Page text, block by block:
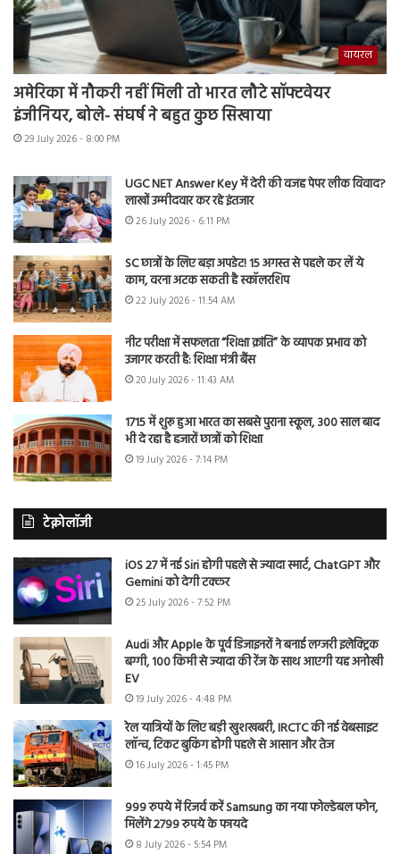
वायरल
अमेरिका में नौकरी नहीं मिली तो भारत लौटे सॉफ्टवेयर
इंजीनियर, बोले- संघर्ष ने बहुत कुछ सिखाया
29 July 2026 - 8:00 PM
UGC NET Answer Key में देरी की वजह पेपर लीक विवाद?
लाखों उम्मीदवार कर रहे इंतजार
26 July 2026 - 6:11 PM
SC छात्रों के लिए बड़ा अपडेट! 15 अगस्त से पहले कर लें ये
काम, वरना अटक सकती है स्कॉलरशिप
22 July 2026 - 11:54 AM
नीट परीक्षा में सफलता “शिक्षा क्रांति” के व्यापक प्रभाव को
उजागर करती है: शिक्षा मंत्री बैंस
20 July 2026 - 11:43 AM
1715 में शुरू हुआ भारत का सबसे पुराना स्कूल, 300 साल बाद
भी दे रहा है हजारों छात्रों को शिक्षा
19 July 2026 - 7:14 PM
टेक्नोलॉजी
iOS 27 में नई Siri होगी पहले से ज्यादा स्मार्ट, ChatGPT और
Gemini को देगी टक्कर
25 July 2026 - 7:52 PM
Audi और Apple के पूर्व डिजाइनरों ने बनाई लग्जरी इलेक्ट्रिक
बग्गी, 100 किमी से ज्यादा की रेंज के साथ आएगी यह अनोखी
EV
19 July 2026 - 4:48 PM
रेल यात्रियों के लिए बड़ी खुशखबरी, IRCTC की नई वेबसाइट
लॉन्च, टिकट बुकिंग होगी पहले से आसान और तेज
16 July 2026 - 1:45 PM
999 रुपये में रिजर्व करें Samsung का नया फोल्डेबल फोन,
मिलेंगे 2799 रुपये के फायदे
8 July 2026 - 5:54 PM